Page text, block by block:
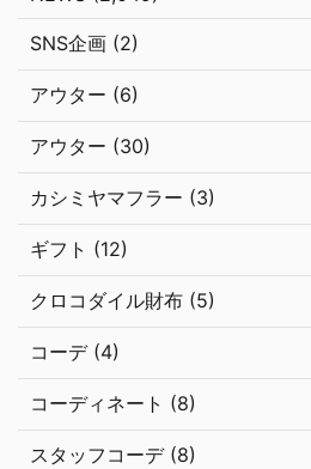
SNS企画 (2)
アウター (6)
アウター (30)
カシミヤマフラー (3)
ギフト (12)
クロコダイル財布 (5)
コーデ (4)
コーディネート (8)
スタッフコーデ (8)